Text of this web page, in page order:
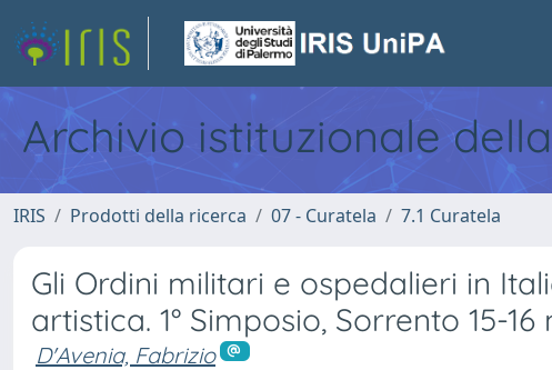
Archivio istituzionale
IRIS Prodotti della ricerca 07 - Curatela 7.1 Curatela
Gli Ordini militari e ospedalieri in
artistica. 1° Simposio, Sorrento 15­-
D'Avenia, Fabrizio